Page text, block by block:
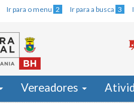
Ir para o menu 2 Ir para a busca 3
Vereadores